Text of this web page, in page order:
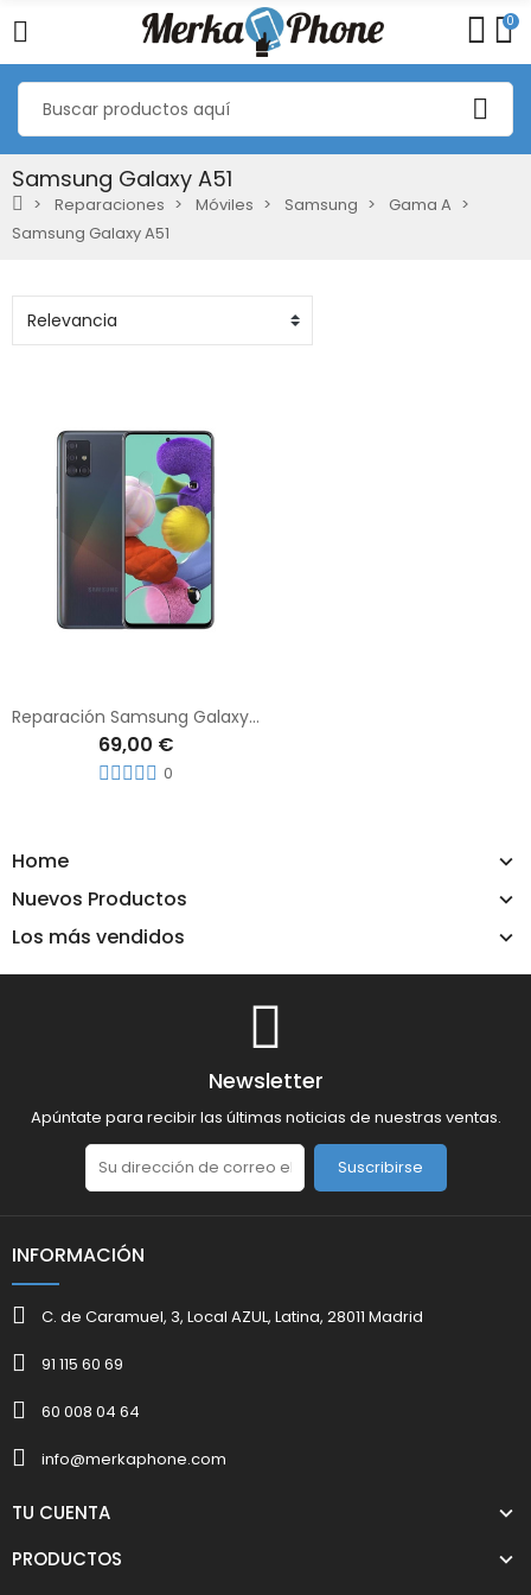
0
Samsung Galaxy A51
Reparaciones Móviles Samsung
Gama A
Samsung Galaxy A51
Home
Nuevos Productos
Los más vendidos
Reparación Samsung Galaxy A51
69,00 €
0
Newsletter
Apúntate para recibir las últimas noticias de nuestras ventas.
Suscribirse
INFORMACIÓN
C. de Caramuel, 3, Local AZUL, Latina, 28011 Madrid
91 115 60 69
60 008 04 64
info@merkaphone.com
TU CUENTA
PRODUCTOS